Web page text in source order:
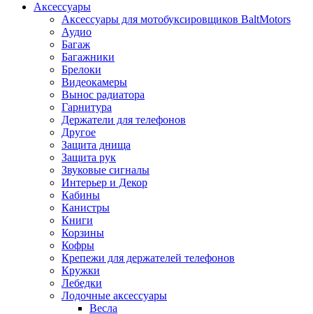
Аксессуары
Аксессуары для мотобуксировщиков BaltMotors
Аудио
Багаж
Багажники
Брелоки
Видеокамеры
Вынос радиатора
Гарнитура
Держатели для телефонов
Другое
Защита днища
Защита рук
Звуковые сигналы
Интерьер и Декор
Кабины
Канистры
Книги
Корзины
Кофры
Крепежи для держателей телефонов
Кружки
Лебедки
Лодочные аксессуары
Весла